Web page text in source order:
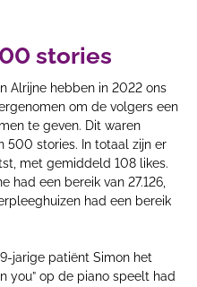
stories
Alrijne hebben in 2022 ons
om de volgers een
te geven. Dit waren
500 stories. In totaal zijn er
met gemiddeld 108 likes.
had een bereik van 27.126,
had een bereik
jarige patiënt Simon het
you” op de piano speelt had